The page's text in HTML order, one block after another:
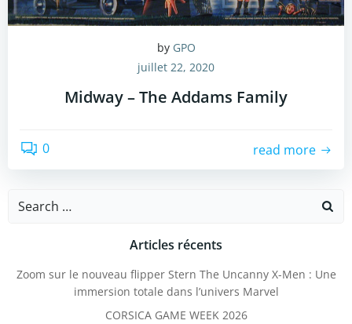
by GPO
juillet 22, 2020
Midway – The Addams Family
0 read more
Search
Articles récents
Zoom sur le nouveau flipper Stern The Uncanny X-Men : Une
immersion totale dans l’univers Marvel
CORSICA GAME WEEK 2026